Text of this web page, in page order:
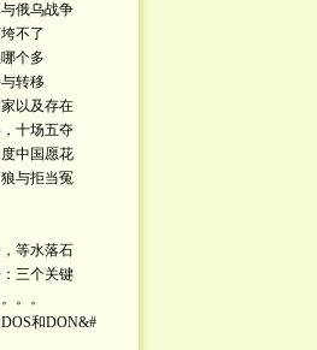
俄乌战争
不了
个多
转移
以及存在
十场五夺
中国愿花
与拒当冤
等水落石
三个关键
。。
和DON&#